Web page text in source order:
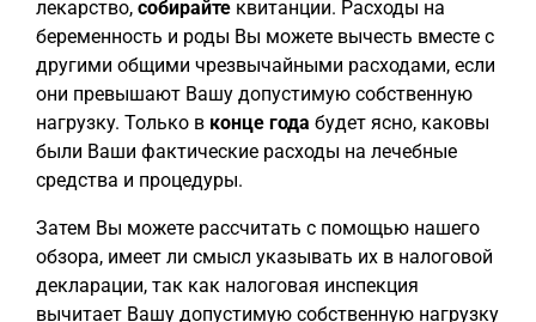
лекарство, собирайте квитанции. Расходы на
беременность и роды Вы можете вычесть вместе с
другими общими чрезвычайными расходами, если
они превышают Вашу допустимую собственную
нагрузку. Только в конце года будет ясно, каковы
были Ваши фактические расходы на лечебные
средства и процедуры.
Затем Вы можете рассчитать с помощью нашего
обзора, имеет ли смысл указывать их в налоговой
декларации, так как налоговая инспекция
вычитает Вашу допустимую собственную нагрузку